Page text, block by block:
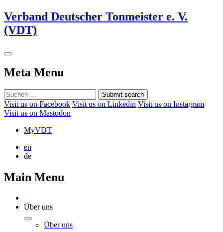
Verband Deutscher Tonmeister e. V.
(VDT)
Meta Menu
Submit search
Visit us on Facebook Visit us on Linkedin Visit us on Instagram
Visit us on Mastodon
MyVDT
en
de
Main Menu
Über uns
Über uns